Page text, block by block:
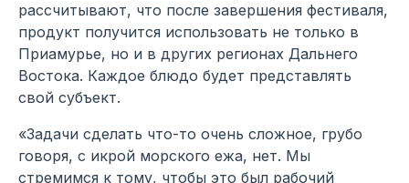
рассчитывают, что после завершения фестиваля,
продукт получится использовать не только в
Приамурье, но и в других регионах Дальнего
Востока. Каждое блюдо будет представлять
свой субъект.
«Задачи сделать что-то очень сложное, грубо
говоря, с икрой морского ежа, нет. Мы
стремимся к тому, чтобы это был рабочий